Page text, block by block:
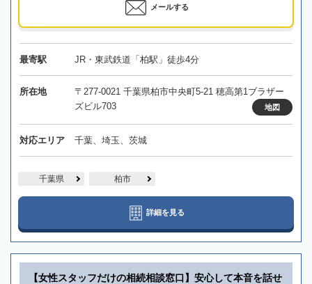
メールする
最寄駅 JR・東武鉄道「柏駅」徒歩4分
所在地
〒277-0021 千葉県柏市中央町5-21 穂高第1ブラザー
ズビル703
地図
対応エリア 千葉、埼玉、茨城
千葉県 柏市
詳細を見る
【女性スタッフだけの相続相談窓口】安心して本音を話せ